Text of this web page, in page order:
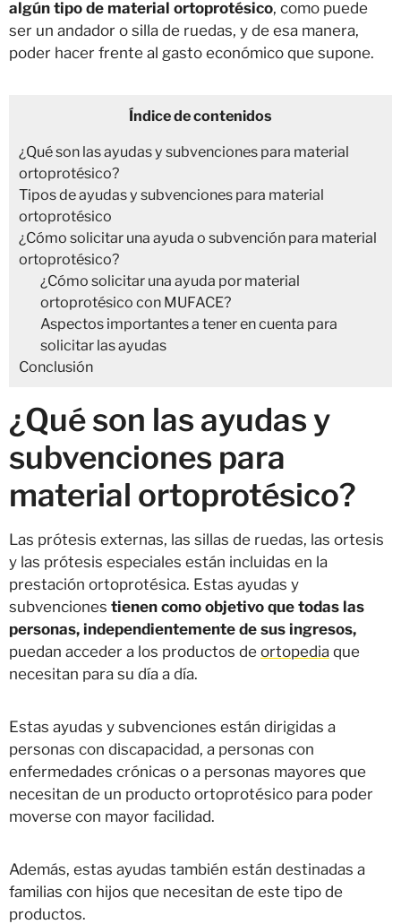
algún tipo de material ortoprotésico, como puede
ser un andador o silla de ruedas, y de esa manera,
poder hacer frente al gasto económico que supone.
Índice de contenidos
¿Qué son las ayudas y subvenciones para material
ortoprotésico?
Tipos de ayudas y subvenciones para material
ortoprotésico
¿Cómo solicitar una ayuda o subvención para material
ortoprotésico?
¿Cómo solicitar una ayuda por material
ortoprotésico con MUFACE?
Aspectos importantes a tener en cuenta para
solicitar las ayudas
Conclusión
¿Qué son las ayudas y
subvenciones para
material ortoprotésico?
Las prótesis externas, las sillas de ruedas, las ortesis
y las prótesis especiales están incluidas en la
prestación ortoprotésica. Estas ayudas y
subvenciones tienen como objetivo que todas las
personas, independientemente de sus ingresos,
puedan acceder a los productos de ortopedia que
necesitan para su día a día.
Estas ayudas y subvenciones están dirigidas a
personas con discapacidad, a personas con
enfermedades crónicas o a personas mayores que
necesitan de un producto ortoprotésico para poder
moverse con mayor facilidad.
Además, estas ayudas también están destinadas a
familias con hijos que necesitan de este tipo de
productos.